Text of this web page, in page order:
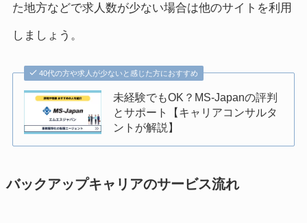
た地方などで求人数が少ない場合は他のサイトを利用
しましょう。
40代の方や求人が少ないと感じた方におすすめ
未経験でもOK？MS-Japanの評判
とサポート【キャリアコンサルタ
ントが解説】
バックアップキャリアのサービス流れ